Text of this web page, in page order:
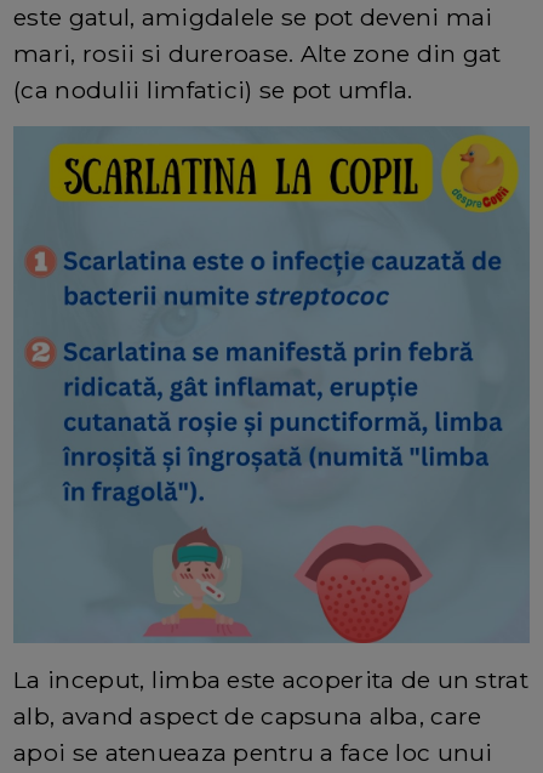
este gatul, amigdalele se pot deveni mai
mari, rosii si dureroase. Alte zone din gat
(ca nodulii limfatici) se pot umfla.
La inceput, limba este acoperita de un strat
alb, avand aspect de capsuna alba, care
apoi se atenueaza pentru a face loc unui